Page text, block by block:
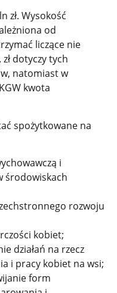
zł. Wysokość
od
liczące nie
dotyczy tych
natomiast w
kwota
spożytkowane na
i
środowiskach
rozwoju
kobiet;
działań na rzecz
i pracy kobiet na wsi;
form